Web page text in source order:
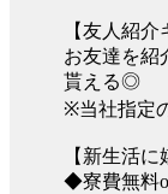
【友人紹介
お友達を紹
貰える◎
※当社指定
【新生活に
◆寮費無料